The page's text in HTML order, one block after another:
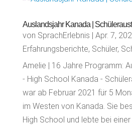
Auslandsjahr Kanada |
von SprachErlebnis | Apr. 7,
Erfahrungsberichte, Schüler,
Amelie | 16 Jahre Programm:
- High School Kanada -
war ab Februar 2021 für 5
im Westen von Kanada. Sie
High School und lebte bei